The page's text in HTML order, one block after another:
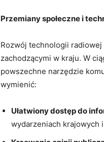
Przemiany społeczne i
Rozwój technologii radiowej
zachodzącymi w kraju. W
powszechne narzędzie
wymienić:
Ułatwiony dostęp do
wydarzeniach krajowych